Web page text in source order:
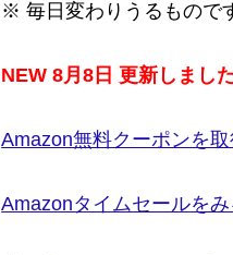
※ 毎日変わりうるもので
NEW 8月8日 更新しまし
Amazon無料クーポンを取
Amazonタイムセールをみ